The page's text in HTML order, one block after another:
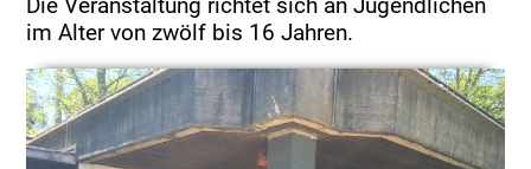
Die Veranstaltung richtet sich an Jugendlichen
im Alter von zwölf bis 16 Jahren.